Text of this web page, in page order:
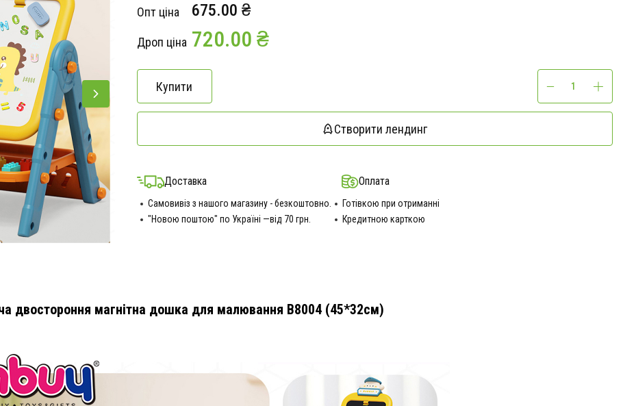
Опт ціна 675.00 ₴
Дроп ціна 720.00 ₴
Купити
Створити лендинг
Доставка
Самовивіз з нашого магазину - безкоштовно.
"Новою поштою" по Україні —від 70 грн.
Оплата
Готівкою при отриманні
Кредитною карткою
двостороння магнітна дошка для малювання B8004 (45*32см)